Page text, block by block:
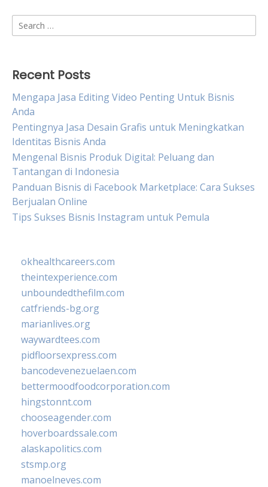
Search
for:
Recent Posts
Mengapa Jasa Editing Video Penting Untuk Bisnis
Anda
Pentingnya Jasa Desain Grafis untuk Meningkatkan
Identitas Bisnis Anda
Mengenal Bisnis Produk Digital: Peluang dan
Tantangan di Indonesia
Panduan Bisnis di Facebook Marketplace: Cara Sukses
Berjualan Online
Tips Sukses Bisnis Instagram untuk Pemula
okhealthcareers.com
theintexperience.com
unboundedthefilm.com
catfriends-bg.org
marianlives.org
waywardtees.com
pidfloorsexpress.com
bancodevenezuelaen.com
bettermoodfoodcorporation.com
hingstonnt.com
chooseagender.com
hoverboardssale.com
alaskapolitics.com
stsmp.org
manoelneves.com